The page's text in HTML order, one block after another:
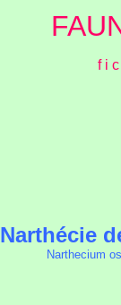
f i
Narthécie
Narthecium